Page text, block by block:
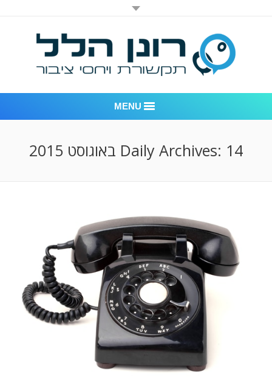
MENU
לקוחות – משרד יחסי ציבור רונן הלל
חדר חדשות
המלצות
ניהול מוניטין
צור קשר
Daily Archives: 14 באוגוסט 2015